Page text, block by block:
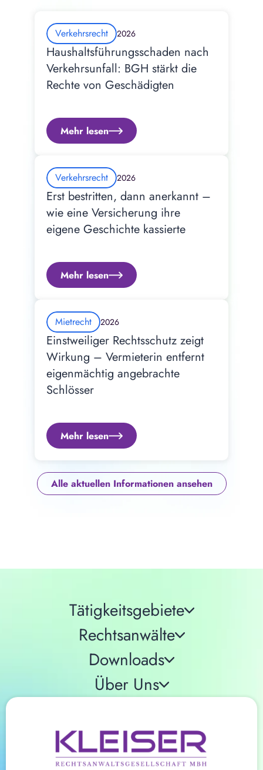
Verkehrsrecht 2026
Haushaltsführungsschaden nach
Verkehrsunfall: BGH stärkt die
Rechte von Geschädigten
Mehr lesen
Verkehrsrecht 2026
Erst bestritten, dann anerkannt –
wie eine Versicherung ihre
eigene Geschichte kassierte
Mehr lesen
Mietrecht 2026
Einstweiliger Rechtsschutz zeigt
Wirkung – Vermieterin entfernt
eigenmächtig angebrachte
Schlösser
Mehr lesen
Alle aktuellen Informationen ansehen
Tätigkeitsgebiete
Rechtsanwälte
Downloads
Über Uns